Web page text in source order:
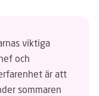
viktiga
och
är att
sommaren